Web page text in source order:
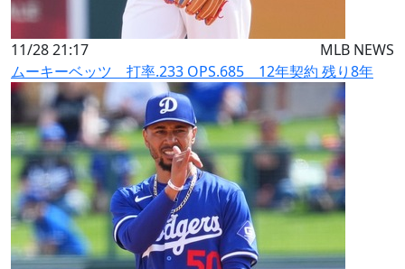
11/28 21:17
MLB NEWS
ムーキーベッツ 打率.233 OPS.685 12年契約 残り8年